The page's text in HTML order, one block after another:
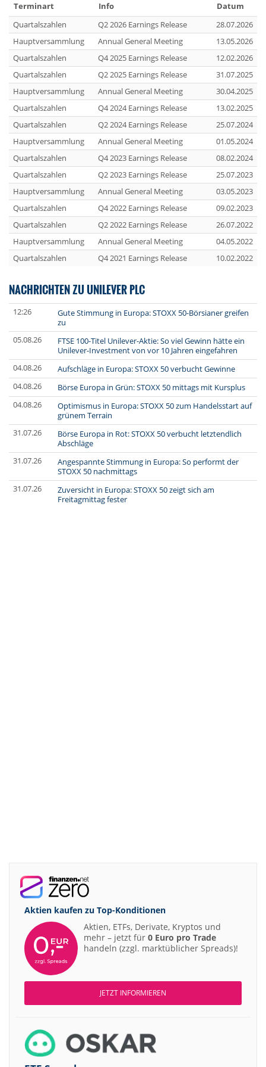
Terminart Info
Datum
Quartalszahlen
Q2 2026 Earnings Release
28.07.2026
Hauptversammlung
Annual General Meeting
13.05.2026
Quartalszahlen
Q4 2025 Earnings Release
12.02.2026
Quartalszahlen
Q2 2025 Earnings Release
31.07.2025
Hauptversammlung
Annual General Meeting
30.04.2025
Quartalszahlen
Q4 2024 Earnings Release
13.02.2025
Quartalszahlen
Q2 2024 Earnings Release
25.07.2024
Hauptversammlung
Annual General Meeting
01.05.2024
Quartalszahlen
Q4 2023 Earnings Release
08.02.2024
Quartalszahlen
Q2 2023 Earnings Release
25.07.2023
Hauptversammlung
Annual General Meeting
03.05.2023
Quartalszahlen
Q4 2022 Earnings Release
09.02.2023
Quartalszahlen
Q2 2022 Earnings Release
26.07.2022
Hauptversammlung
Annual General Meeting
04.05.2022
Quartalszahlen
Q4 2021 Earnings Release 10.02.2022
NACHRICHTEN ZU UNILEVER PLC
12:26
Gute Stimmung in Europa: STOXX 50-Börsianer greifen
zu
05.08.26
FTSE 100-Titel Unilever-Aktie: So viel Gewinn hätte ein
Unilever-Investment von vor 10 Jahren eingefahren
04.08.26
Aufschläge in Europa: STOXX 50 verbucht Gewinne
04.08.26
Börse Europa in Grün: STOXX 50 mittags mit Kursplus
04.08.26
Optimismus in Europa: STOXX 50 zum Handelsstart auf
grünem Terrain
31.07.26
Börse Europa in Rot: STOXX 50 verbucht letztendlich
Abschläge
31.07.26
Angespannte Stimmung in Europa: So performt der
STOXX 50 nachmittags
31.07.26
Zuversicht in Europa: STOXX 50 zeigt sich am
Freitagmittag fester
Aktien kaufen zu Top-Konditionen
Aktien, ETFs, Derivate, Kryptos und
mehr – jetzt für 0 Euro pro Trade
handeln (zzgl. marktüblicher Spreads)!
JETZT INFORMIEREN